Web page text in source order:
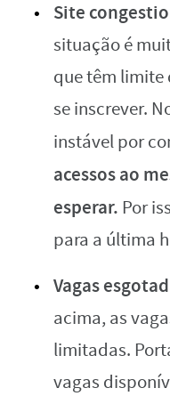
Site
situação é
que têm limite
se inscrever.
instável por
acessos ao
esperar. Por
para a última
Vagas
acima, as
limitadas.
vagas